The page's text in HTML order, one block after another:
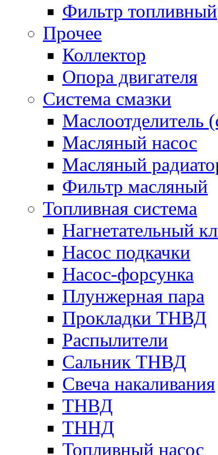
Фильтр топливный
Прочее
Коллектор
Опора двигателя
Система смазки
Маслоотделитель
Масляный насос
Масляный
Фильтр масляный
Топливная система
Нагнетательный
Насос подкачки
Насос-форсунка
Плунжерная пара
Прокладки ТНВД
Распылители
Сальник ТНВД
Свеча накаливания
ТНВД
ТННД
Топливный насос